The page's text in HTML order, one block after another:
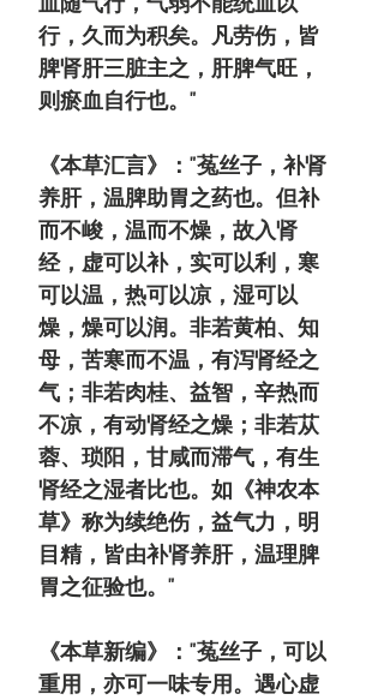
行，久而为积矣。凡劳伤，皆
脾肾肝三脏主之，肝脾气旺，
则瘀血自行也。"
《本草汇言》："菟丝子，补肾
养肝，温脾助胃之药也。但补
而不峻，温而不燥，故入肾
经，虚可以补，实可以利，寒
可以温，热可以凉，湿可以
燥，燥可以润。非若黄柏、知
母，苦寒而不温，有泻肾经之
气；非若肉桂、益智，辛热而
不凉，有动肾经之燥；非若苁
蓉、琐阳，甘咸而滞气，有生
肾经之湿者比也。如《神农本
草》称为续绝伤，益气力，明
目精，皆由补肾养肝，温理脾
胃之征验也。"
《本草新编》："菟丝子，可以
重用，亦可一味专用。遇心虚